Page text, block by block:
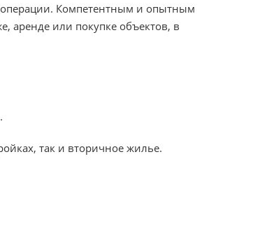
операции. Компетентным и опытным
аренде или покупке объектов, в
так и вторичное жилье.